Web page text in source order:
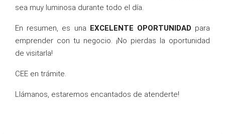
sea muy luminosa durante todo el día.
En resumen, es una EXCELENTE OPORTUNIDAD para
emprender con tu negocio. ¡No pierdas la oportunidad
de visitarla!
CEE en trámite.
Llámanos, estaremos encantados de atenderte!